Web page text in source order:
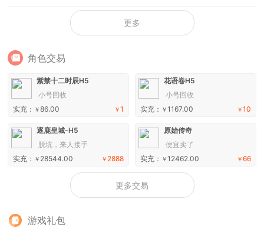
更多
角色交易
紫禁十二时辰H5
小号回收
￥1
实充： ￥86.00
花语卷H5
小号回收
￥10
实充： ￥1167.00
逐鹿皇城-H5
脱坑，来人接手
￥ 2888
实充： ￥ 28544.00
原始传奇
便宜卖了
￥66
实充： ￥12462.00
更多交易
游戏礼包